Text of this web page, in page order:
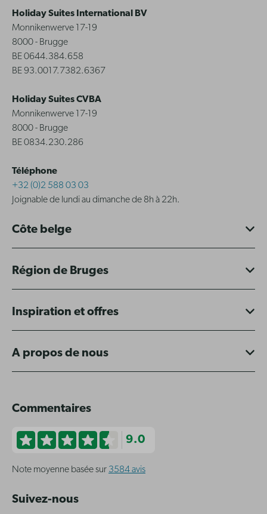
Holiday Suites International BV
Monnikenwerve 17-19
8000 - Brugge
BE 0644.384.658
BE 93.0017.7382.6367
Holiday Suites CVBA
Monnikenwerve 17-19
8000 - Brugge
BE 0834.230.286
Téléphone
+32 (0)2 588 03 03
Joignable de lundi au dimanche de 8h à 22h.
Côte belge
Région de Bruges
Inspiration et offres
A propos de nous
Commentaires
9.0
Note moyenne basée sur 3584 avis
Suivez-nous